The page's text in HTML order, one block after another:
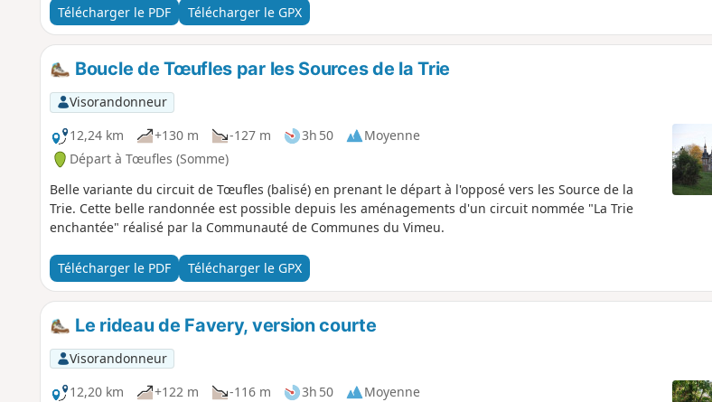
Télécharger le PDF Télécharger le GPX
Boucle de Tœufles par les Sources de la Trie
Visorandonneur
12,24 km
+130 m -127 m 3h 50
Moyenne
Départ à Tœufles (Somme)
Belle variante du circuit de Tœufles (balisé) en prenant le départ à l'opposé vers les Source de la
Trie. Cette belle randonnée est possible depuis les aménagements d'un circuit nommée "La Trie
enchantée" réalisé par la Communauté de Communes du Vimeu.
Télécharger le PDF Télécharger le GPX
Le rideau de Favery, version courte
Visorandonneur
12,20 km
+122 m -116 m 3h 50
Moyenne